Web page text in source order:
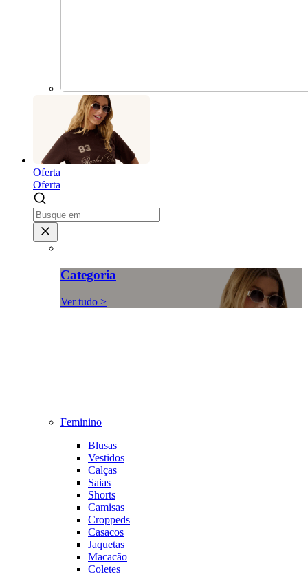
Oferta
Oferta
Categoria
Ver tudo >
Feminino
Blusas
Vestidos
Calças
Saias
Shorts
Camisas
Croppeds
Casacos
Jaquetas
Macacão
Coletes